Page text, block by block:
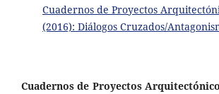
Cuadernos de Proyectos
(2016): Diálogos Cruzados/
Cuadernos de Proyectos